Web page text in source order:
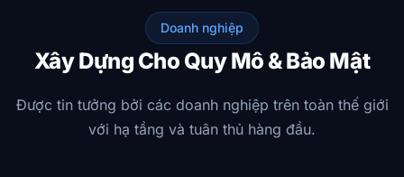
Doanh nghiệp
Xây Dựng Cho Quy Mô & Bảo Mật
Được tin tưởng bởi các doanh nghiệp trên toàn thế giới
với hạ tầng và tuân thủ hàng đầu.